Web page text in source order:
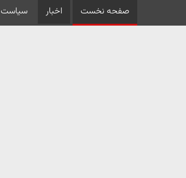
صفحه نخست اخبار سیاست